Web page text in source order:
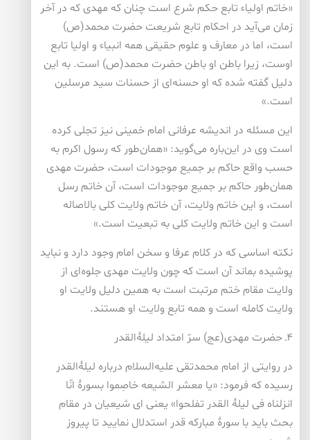
«خاتم اولیاء تابع حکم شرع است چنان که مهدی که در آخر
زمان می‌آید در احکام تابع شریعت حضرت محمد(ص)
است، اما در معارف و علوم حقیقی همه انبیاء و اولیا تابع
اوست، زیرا باطن او باطن حضرت محمد(ص) است. به این
دلیل گفته شده که او حسنه‌ای از حسنات سید مرسلین
است.»
این مسئله در اندیشه عرفانی امام خمینی نیز تجلی کرده
است وی در این‌باره می‌گوید: «همان‌طور که رسول اکرم به
حسب واقع حاکم بر جمیع موجودات است، حضرت مهدی
همان‌طور حاکم بر جمیع موجودات است، آن خاتم رسل
است، و این خاتم ولایت، آن خاتم ولایت کلی بالاصاله
است و این خاتم ولایت کلی به تبعیت است.»
نکته اساسی که در کلام عرفا و سخن امام وجود دارد و نباید
پوشیده بماند آن است که چون ولایت مهدی جلوه‌ای از
ولایت مقام ختم مرتبت است به همین دلیل ولایت او
ولایت کامله است و همه تابع ولایت او هستند.
۴ـ حضرت مهدی(عج) سرّ امتداد لیلۀ‌‌القدر
در روایتی از امام محمدتقی علیه‌السلام درباره لیلۀ‌القدر
رسیده که فرمود: «یا معشر الشیعه خاصِموا بسورۀ انّا
انزلناه فی لیلۀ القدر تفلحوا» یعنی ای شیعیان در مقام
بحث باید با سورۀ مبارکه قدر استدلال نمایید تا پیروز